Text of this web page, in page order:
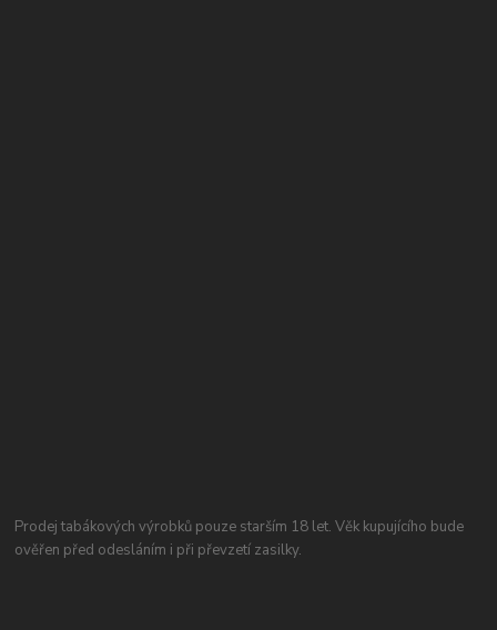
Prodej tabákových výrobků pouze starším 18 let. Věk kupujícího bude
ověřen před odesláním i při převzetí zasilky.